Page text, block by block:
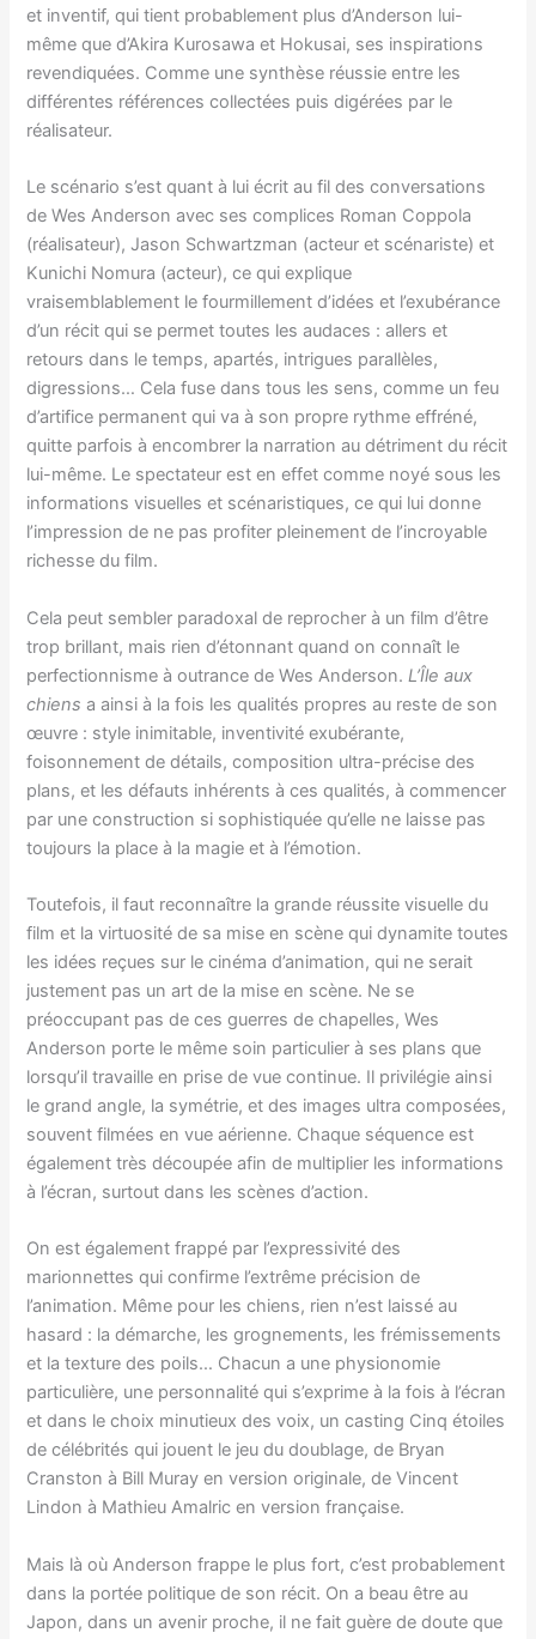
et inventif, qui tient probablement plus d’Anderson lui-
même que d’Akira Kurosawa et Hokusai, ses inspirations
revendiquées. Comme une synthèse réussie entre les
différentes références collectées puis digérées par le
réalisateur.
Le scénario s’est quant à lui écrit au fil des conversations
de Wes Anderson avec ses complices Roman Coppola
(réalisateur), Jason Schwartzman (acteur et scénariste) et
Kunichi Nomura (acteur), ce qui explique
vraisemblablement le fourmillement d’idées et l’exubérance
d’un récit qui se permet toutes les audaces : allers et
retours dans le temps, apartés, intrigues parallèles,
digressions… Cela fuse dans tous les sens, comme un feu
d’artifice permanent qui va à son propre rythme effréné,
quitte parfois à encombrer la narration au détriment du récit
lui-même. Le spectateur est en effet comme noyé sous les
informations visuelles et scénaristiques, ce qui lui donne
l’impression de ne pas profiter pleinement de l’incroyable
richesse du film.
Cela peut sembler paradoxal de reprocher à un film d’être
trop brillant, mais rien d’étonnant quand on connaît le
perfectionnisme à outrance de Wes Anderson.L’Île aux
chiens a ainsi à la fois les qualités propres au reste de son
œuvre : style inimitable, inventivité exubérante,
foisonnement de détails, composition ultra-précise des
plans, et les défauts inhérents à ces qualités, à commencer
par une construction si sophistiquée qu’elle ne laisse pas
toujours la place à la magie et à l’émotion.
Toutefois, il faut reconnaître la grande réussite visuelle du
film et la virtuosité de sa mise en scène qui dynamite toutes
les idées reçues sur le cinéma d’animation, qui ne serait
justement pas un art de la mise en scène. Ne se
préoccupant pas de ces guerres de chapelles, Wes
Anderson porte le même soin particulier à ses plans que
lorsqu’il travaille en prise de vue continue. Il privilégie ainsi
le grand angle, la symétrie, et des images ultra composées,
souvent filmées en vue aérienne. Chaque séquence est
également très découpée afin de multiplier les informations
à l’écran, surtout dans les scènes d’action.
On est également frappé par l’expressivité des
marionnettes qui confirme l’extrême précision de
l’animation. Même pour les chiens, rien n’est laissé au
hasard : la démarche, les grognements, les frémissements
et la texture des poils… Chacun a une physionomie
particulière, une personnalité qui s’exprime à la fois à l’écran
et dans le choix minutieux des voix, un casting Cinq étoiles
de célébrités qui jouent le jeu du doublage, de Bryan
Cranston à Bill Muray en version originale, de Vincent
Lindon à Mathieu Amalric en version française.
Mais là où Anderson frappe le plus fort, c’est probablement
dans la portée politique de son récit. On a beau être au
Japon, dans un avenir proche, il ne fait guère de doute que